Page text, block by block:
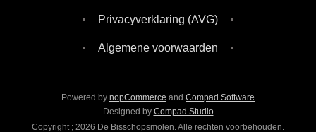
Privacyverklaring (AVG)
Algemene voorwaarden
Powered by nopCommerce and Compad Software
Designed by Compad Studio
Copyright ; 2026 De Bisschopsmolen. Alle rechten voorbehouden.